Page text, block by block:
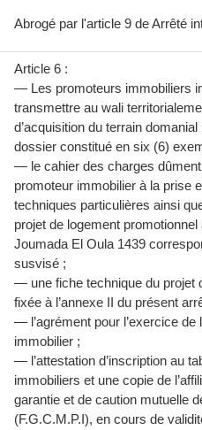
Abrogé par l'article 9 deArrêté
Article 6 :
— Les promoteurs immobiliers
transmettre au wali
d’acquisition du terrain
dossier constitué en six (6)
— le cahier des charges
promoteur immobilier à la prise
techniques particulières ainsi
projet de logement promotionnel
Joumada El Oula 1439
susvisé ;
— une fiche technique du projet
fixée à l’annexe II du présent
— l’agrément pour l’exercice
immobilier ;
— l’attestation d’inscription au
immobiliers et une copie de
garantie et de caution mutuelle
(F.G.C.M.P.I), en cours de